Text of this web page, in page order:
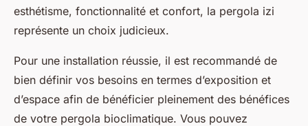
esthétisme, fonctionnalité et confort, la pergola izi
représente un choix judicieux.
Pour une installation réussie, il est recommandé de
bien définir vos besoins en termes d’exposition et
d’espace afin de bénéficier pleinement des bénéfices
de votre pergola bioclimatique. Vous pouvez